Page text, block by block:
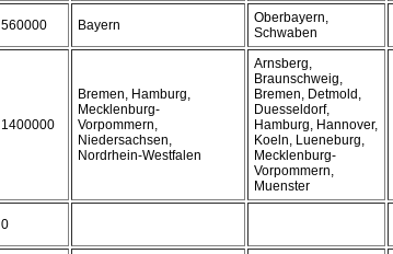
560000 Bayern
Oberbayern,
Schwaben
1400000
Bremen, Hamburg,
Mecklenburg-
Vorpommern,
Niedersachsen,
Nordrhein-Westfalen
Arnsberg,
Braunschweig,
Bremen, Detmold,
Duesseldorf,
Hamburg, Hannover,
Koeln, Lueneburg,
Mecklenburg-
Vorpommern,
Muenster
0